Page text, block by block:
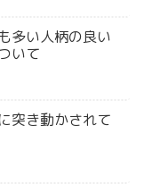
多い人柄の良い
いて
突き動かされて